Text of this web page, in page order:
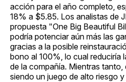
acción para el año completo,
18% a $5.85. Los analistas de
propuesta "One Big Beautiful
podría potenciar aún más las
gracias a la posible
bono al 100%, lo cual reduciría
de la compañía. Mientras
siendo un juego de alto riesgo